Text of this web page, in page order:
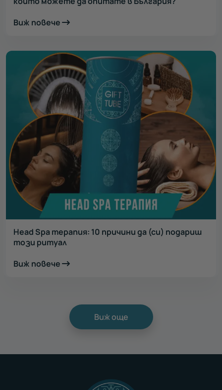
Виж повече
Head Spa терапия: 10 причини да (си) подариш
този ритуал
Виж повече
Виж още